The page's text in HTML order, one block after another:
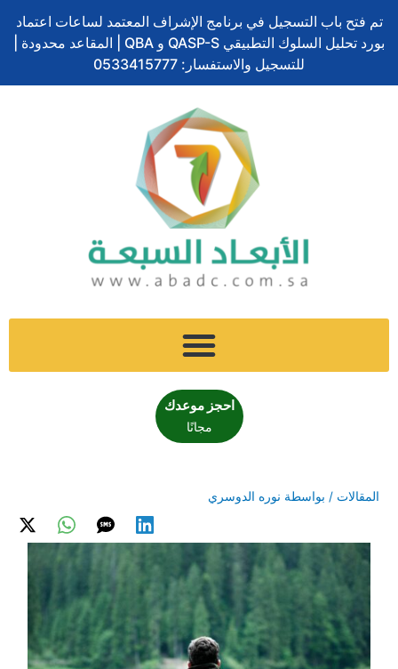
إلى
المحتوى
تم فتح باب التسجيل في برنامج الإشراف المعتمد لساعات اعتماد
بورد تحليل السلوك التطبيقي QASP-S و QBA | المقاعد محدودة |
للتسجيل والاستفسار: 0533415777
احجز موعدك
مجانًا
المقالات / بواسطة نوره الدوسري
ح
ي
س
ي
ن
ك
و
ي
ن
س
ت
ن